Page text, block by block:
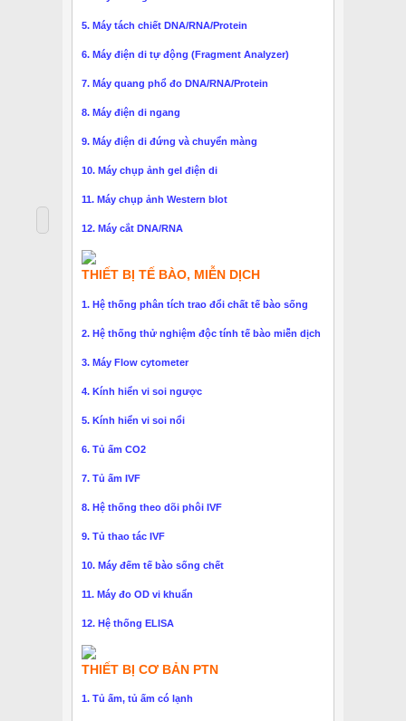
5. Máy tách chiết DNA/RNA/Protein
6. Máy điện di tự động (Fragment Analyzer)
7. Máy quang phổ đo DNA/RNA/Protein
8. Máy điện di ngang
9. Máy điện di đứng và chuyển màng
10. Máy chụp ảnh gel điện di
11. Máy chụp ảnh Western blot
12. Máy cắt DNA/RNA
THIẾT BỊ TẾ BÀO, MIỄN DỊCH
1. Hệ thống phân tích trao đổi chất tế bào sống
2. Hệ thống thử nghiệm độc tính tế bào miễn dịch
3. Máy Flow cytometer
4. Kính hiển vi soi ngược
5. Kính hiển vi soi nổi
6. Tủ ấm CO2
7. Tủ ấm IVF
8. Hệ thống theo dõi phôi IVF
9. Tủ thao tác IVF
10. Máy đếm tế bào sống chết
11. Máy đo OD vi khuẩn
12. Hệ thống ELISA
THIẾT BỊ CƠ BẢN PTN
1. Tủ ấm, tủ ấm có lạnh